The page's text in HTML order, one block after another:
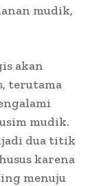
mudik,
akan
terutama
mudik.
dua titik
karena
menuju